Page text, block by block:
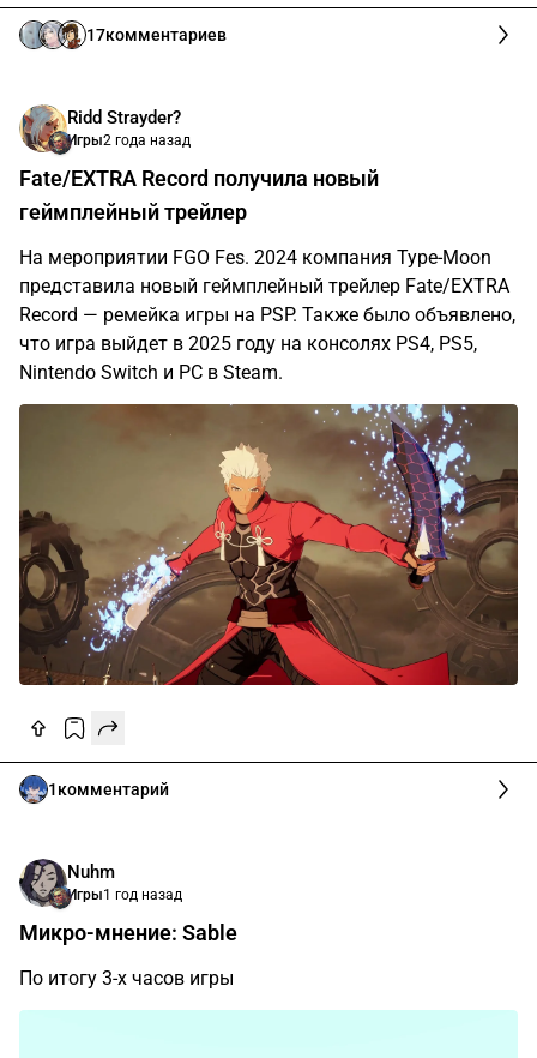
17комментариев
Ridd Strayder?
Игры2 года назад
Fate/EXTRA Record получила новый
геймплейный трейлер
На мероприятии FGO Fes. 2024 компания Type-Moon
представила новый геймплейный трейлер Fate/EXTRA
Record — ремейка игры на PSP. Также было объявлено,
что игра выйдет в 2025 году на консолях PS4, PS5,
Nintendo Switch и PC в Steam.
1комментарий
Nuhm
Игры1 год назад
Микро-мнение: Sable
По итогу 3-х часов игры